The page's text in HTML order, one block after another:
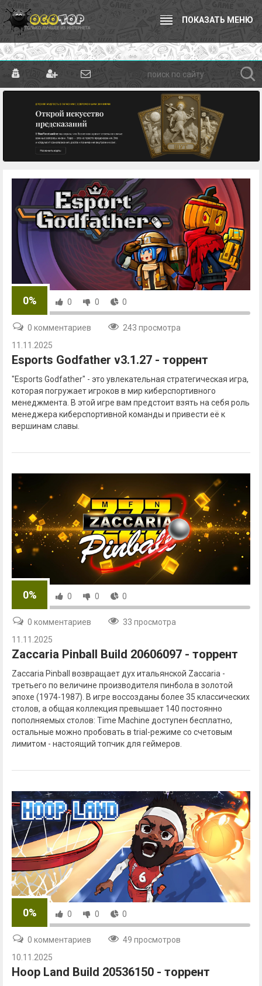
ПОКАЗАТЬ МЕНЮ
0% 0 0 0
0 комментариев
243 просмотра
11.11.2025
Esports Godfather v3.1.27 - торрент
"Esports Godfather" - это увлекательная стратегическая игра,
которая погружает игроков в мир киберспортивного
менеджмента. В этой игре вам предстоит взять на себя роль
менеджера киберспортивной команды и привести её к
вершинам славы.
0% 0 0 0
0 комментариев
33 просмотра
11.11.2025
Zaccaria Pinball Build 20606097 - торрент
Zaccaria Pinball возвращает дух итальянской Zaccaria -
третьего по величине производителя пинбола в золотой
эпохе (1974-1987). В игре воссозданы более 35 классических
столов, а общая коллекция превышает 140 постоянно
пополняемых столов: Time Machine доступен бесплатно,
остальные можно пробовать в trial-режиме со счетовым
лимитом - настоящий топчик для геймеров.
0% 0 0 0
0 комментариев
49 просмотров
10.11.2025
Hoop Land Build 20536150 - торрент